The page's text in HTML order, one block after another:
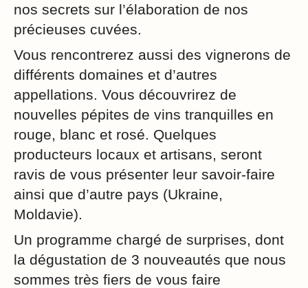
nos secrets sur l’élaboration de nos
précieuses cuvées.
Vous rencontrerez aussi des vignerons de
différents domaines et d’autres
appellations. Vous découvrirez de
nouvelles pépites de vins tranquilles en
rouge, blanc et rosé. Quelques
producteurs locaux et artisans, seront
ravis de vous présenter leur savoir-faire
ainsi que d’autre pays (Ukraine,
Moldavie).
Un programme chargé de surprises, dont
la dégustation de 3 nouveautés que nous
sommes très fiers de vous faire